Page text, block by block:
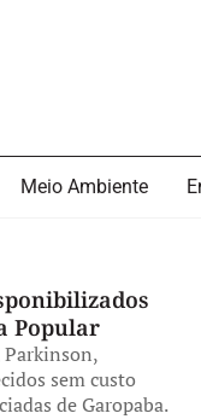
Meio Ambiente
Popular
Parkinson,
sem custo
de Garopaba.